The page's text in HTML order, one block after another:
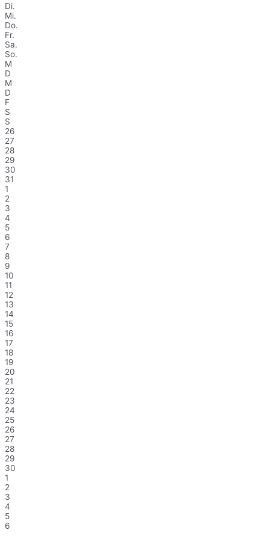
Di.
Mi.
Do.
Fr.
Sa.
So.
M
D
M
D
F
S
S
26
27
28
29
30
31
1
2
3
4
5
6
7
8
9
10
11
12
13
14
15
16
17
18
19
20
21
22
23
24
25
26
27
28
29
30
1
2
3
4
5
6